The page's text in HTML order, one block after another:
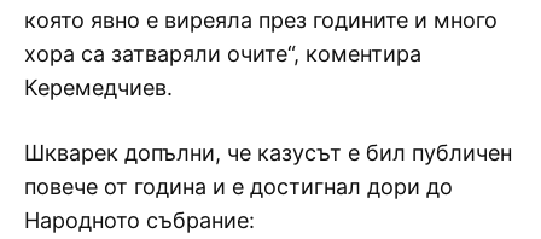
която явно е виреяла през годините и много
хора са затваряли очите“, коментира
Керемедчиев.
Шкварек допълни, че казусът е бил публичен
повече от година и е достигнал дори до
Народното събрание: